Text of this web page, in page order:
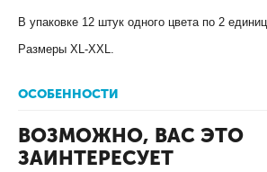
В упаковке 12 штук одного цвета по 2
Размеры XL-XXL.
ОСОБЕННОСТИ
ВОЗМОЖНО, ВАС ЭТО
ЗАИНТЕРЕСУЕТ